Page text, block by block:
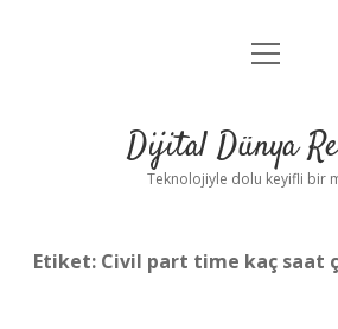
Anasayfa
Yasal Uyarı
menüyü
Dijital Dünya
Teknolojiyle dolu keyifli bir
Etiket: Civil part time kaç saat